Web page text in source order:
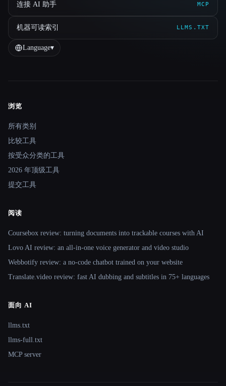
连接 AI 助手 MCP
机器可读索引 LLMS.TXT
Language▾
Site navigation
浏览
所有类别
比较工具
按受众分类的工具
2026 年顶级工具
提交工具
阅读
Coursebox review: turning documents into trackable courses with AI
Lovo AI review: an all-in-one voice generator and video studio
Webbotify review: a no-code chatbot trained on your website
Translate.video review: fast AI dubbing and subtitles in 75+ languages
面向 AI
llms.txt
llms-full.txt
MCP server